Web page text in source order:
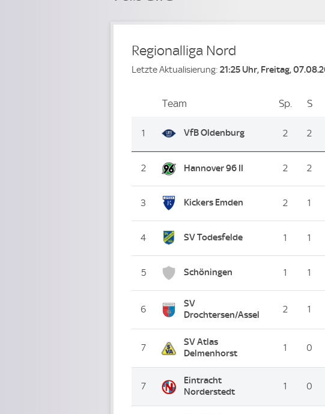
Regionalliga Nord
Letzte Aktualisierung: 21:25 Uhr, Freitag,
PlatzTeam Sp. Spiele
S
1 VfB Oldenburg 2 2
2 Hannover 96 II 2 2
3 Kickers Emden 2 1
4 SV Todesfelde 1 1
5 Schöningen 1 1
6
SV
Drochtersen/Assel
2 1
7
SV Atlas
Delmenhorst
1 0
7
Eintracht
Norderstedt
1 0